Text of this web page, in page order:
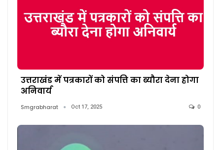
उत्तराखंड में पत्रकारों को संपत्ति का ब्यौरा देना होगा
अनिवार्य
Smgrabharat Oct 17, 2025 0